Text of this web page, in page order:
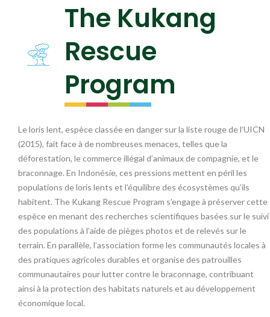
The Kukang
Rescue
Program
Le loris lent, espèce classée en danger sur la liste rouge de l’UICN
(2015), fait face à de nombreuses menaces, telles que la
déforestation, le commerce illégal d’animaux de compagnie, et le
braconnage. En Indonésie, ces pressions mettent en péril les
populations de loris lents et l’équilibre des écosystèmes qu’ils
habitent. The Kukang Rescue Program s’engage à préserver cette
espèce en menant des recherches scientifiques basées sur le suivi
des populations à l’aide de pièges photos et de relevés sur le
terrain. En parallèle, l’association forme les communautés locales à
des pratiques agricoles durables et organise des patrouilles
communautaires pour lutter contre le braconnage, contribuant
ainsi à la protection des habitats naturels et au développement
économique local.